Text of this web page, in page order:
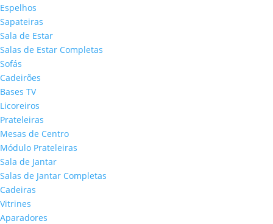
Espelhos
Sapateiras
Sala de Estar
Salas de Estar Completas
Sofás
Cadeirões
Bases TV
Licoreiros
Prateleiras
Mesas de Centro
Módulo Prateleiras
Sala de Jantar
Salas de Jantar Completas
Cadeiras
Vitrines
Aparadores